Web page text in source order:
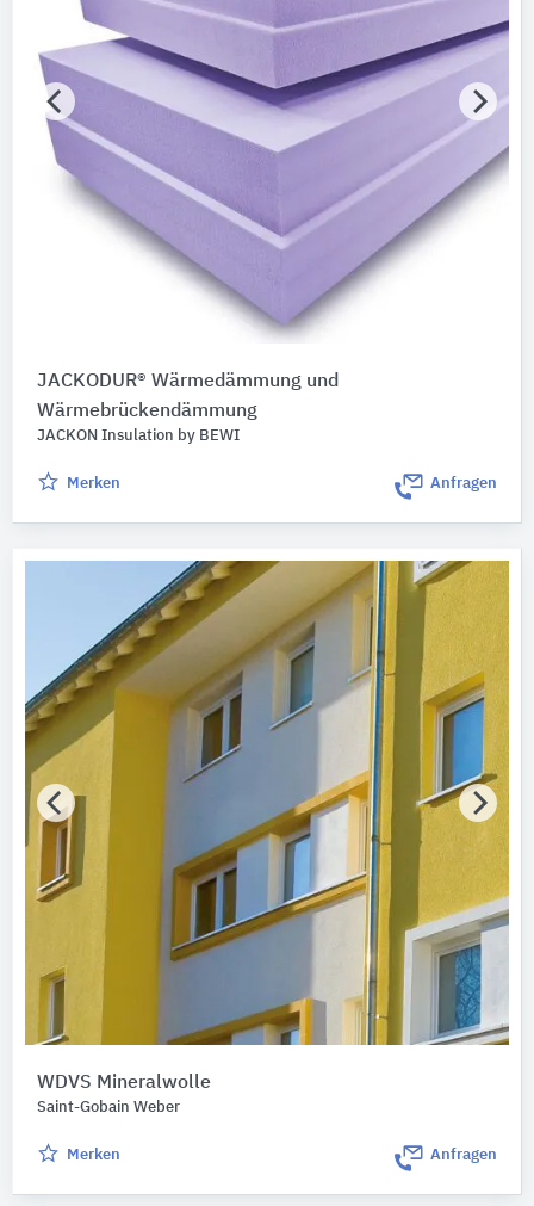
JACKODUR® Wärmedämmung und
Wärmebrückendämmung
JACKON Insulation by BEWI
Merken Anfragen
WDVS Mineralwolle
Saint-Gobain Weber
Merken Anfragen